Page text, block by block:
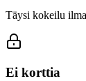
Täysi kokeilu
Ei korttia